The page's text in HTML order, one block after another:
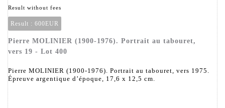
Result without fees
Result : 600EUR
Pierre MOLINIER (1900-1976). Portrait au tabouret,
vers 19 - Lot 400
Pierre MOLINIER (1900-1976). Portrait au tabouret, vers 1975.
Épreuve argentique d’époque, 17,6 x 12,5 cm.